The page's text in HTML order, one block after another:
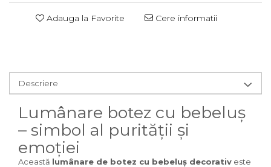
Adauga la Favorite Cere informatii
Descriere
Lumânare botez cu bebeluș
– simbol al purității și
emoției
Această lumânare de botez cu bebeluș decorativ este